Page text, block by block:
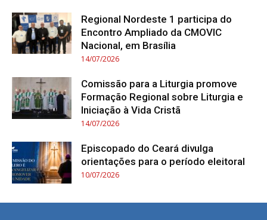
Regional Nordeste 1 participa do
Encontro Ampliado da CMOVIC
Nacional, em Brasília
14/07/2026
Comissão para a Liturgia promove
Formação Regional sobre Liturgia e
Iniciação à Vida Cristã
14/07/2026
Episcopado do Ceará divulga
orientações para o período eleitoral
10/07/2026